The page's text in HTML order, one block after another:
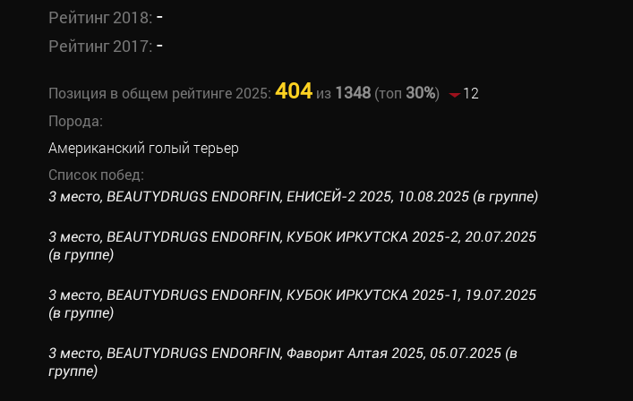
Рейтинг 2018: -
Рейтинг 2017: -
Позиция в общем рейтинге 2025: 404из 1348(топ 30%)
12
Порода:
Американский голый терьер
Список побед:
3 место, BEAUTYDRUGS ENDORFIN, ЕНИСЕЙ-2 2025, 10.08.2025 (в группе)
3 место, BEAUTYDRUGS ENDORFIN, КУБОК ИРКУТСКА 2025-2, 20.07.2025
(в группе)
3 место, BEAUTYDRUGS ENDORFIN, КУБОК ИРКУТСКА 2025-1, 19.07.2025
(в группе)
3 место, BEAUTYDRUGS ENDORFIN, Фаворит Алтая 2025, 05.07.2025 (в
группе)